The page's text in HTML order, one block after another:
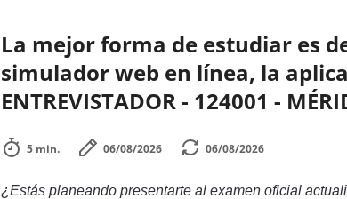
La mejor forma de estudiar es
simulador web en línea, la
ENTREVISTADOR - 124001 -
5 min. 06/08/2026 06/08/2026
¿Estás planeando presentarte al examen oficial